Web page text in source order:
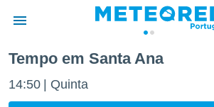
da
Tempo em Santa Ana
14:50 Quinta